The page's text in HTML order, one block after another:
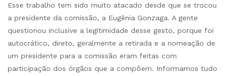
Esse trabalho tem sido muito atacado desde que se trocou
a presidente da comissão, a Eugênia Gonzaga. A gente
questionou inclusive a legitimidade desse gesto, porque foi
autocrático, direto, geralmente a retirada e a nomeação de
um presidente para a comissão eram feitas com
participação dos órgãos que a compõem. Informamos tudo